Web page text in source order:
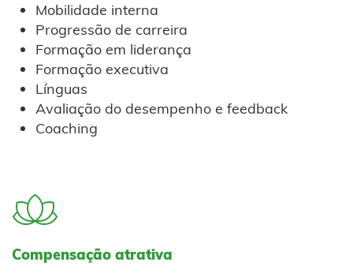
Mobilidade interna
Progressão de carreira
Formação em liderança
Formação executiva
Línguas
Avaliação do desempenho e feedback
Coaching
Compensação atrativa